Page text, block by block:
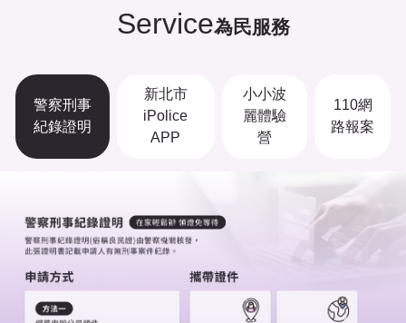
Service為民服務
警察刑事
紀錄證明
新北市
iPolice
APP
小小波
麗體驗
營
110網
路報案